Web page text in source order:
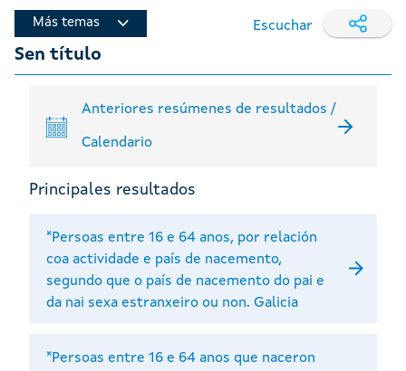
Más temas Escuchar
Sen título
Anteriores resúmenes de resultados /
Calendario
Principales resultados
*Persoas entre 16 e 64 anos, por relación
coa actividade e país de nacemento,
segundo que o país de nacemento do pai e
da nai sexa estranxeiro ou non. Galicia
*Persoas entre 16 e 64 anos que naceron